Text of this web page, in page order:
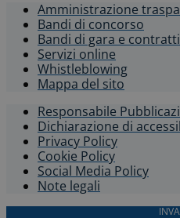
Amministrazione
Bandi di concorso
Bandi di gara e contratti
Servizi online
Whistleblowing​
Mappa del sito
Responsabile
Dichiarazione di
Privacy Policy
Cookie Policy
Social Media Policy
Note legali